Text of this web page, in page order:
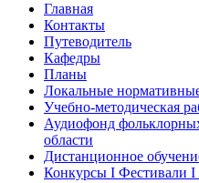
Главная
Контакты
Путеводитель
Кафедры
Планы
Локальные
Учебно-методическая
Аудиофонд
области
Дистанционное
Конкурсы I Фестивали